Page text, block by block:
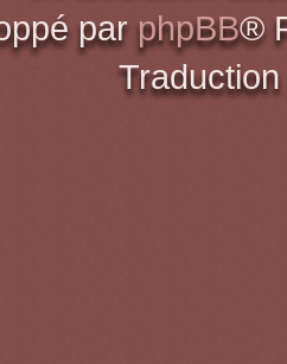
par phpBB®